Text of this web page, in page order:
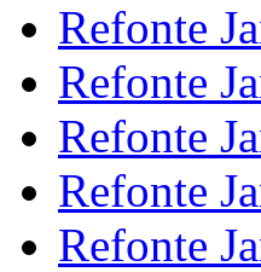
Refonte
Refonte
Refonte
Refonte
Refonte